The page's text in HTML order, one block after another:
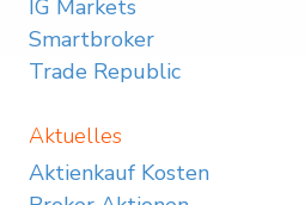
IG Markets
Smartbroker
Trade Republic
Aktuelles
Aktienkauf Kosten